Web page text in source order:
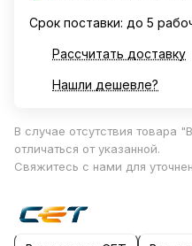
Срок поставки: до 5
Рассчитать доставку
Нашли дешевле?
В случае отсутствия товара
отличаться от указанной.
Свяжитесь с нами для